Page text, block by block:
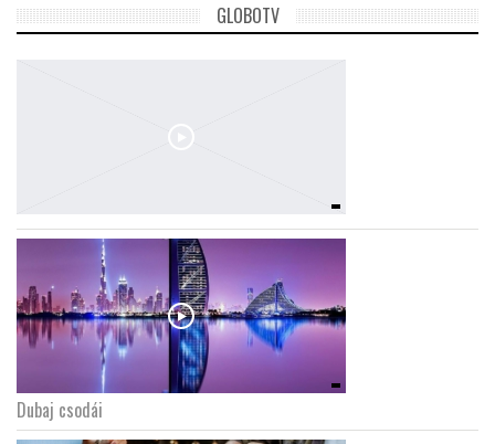
GLOBOTV
LINKTR.EE
GLOBOZSARU
DOBRAVERO.HU
GLOBOTV
Dubaj csodái